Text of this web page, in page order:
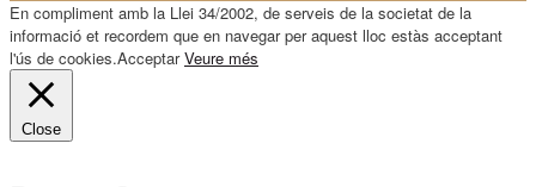
En compliment amb la Llei 34/2002, de serveis de la societat de la
informació et recordem que en navegar per aquest lloc estàs acceptant
l'ús de cookies.Acceptar Veure més
Close